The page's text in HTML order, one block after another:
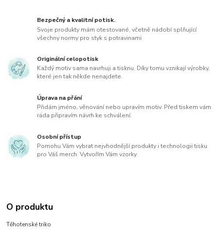
Bezpečný a kvalitní potisk.
Svoje produkty mám otestované, včetně nádobí splňující
všechny normy pro styk s potravinami
Originální celopotisk
Každý motiv sama navrhuji a tisknu. Díky tomu vznikají výrobky,
které jen tak někde nenajdete.
Úprava na přání
Přidám jméno, věnování nebo upravím motiv. Před tiskem vám
ráda připravím návrh ke schválení.
Osobní přístup
Pomohu Vám vybrat nejvhodnější produkty i technologii tisku
pro Váš merch. Vytvořím Vám vzorky.
O produktu
Těhotenské triko